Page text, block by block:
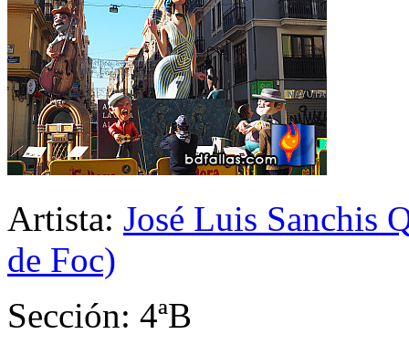
Artista: José Luis Sanchis
de Foc)
Sección: 4ªB